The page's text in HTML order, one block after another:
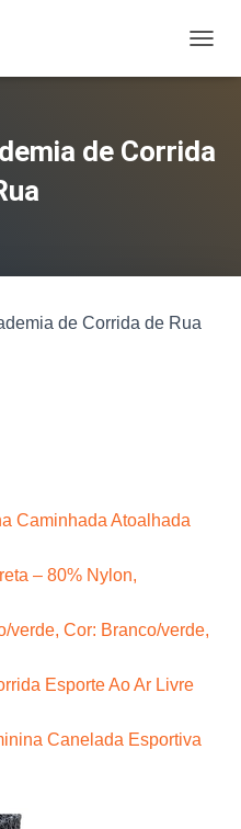
L
N
A
de Corrida
de Corrida de Rua
Caminhada Atoalhada
– 80% Nylon,
verde, Cor: Branco/verde,
Esporte Ao Ar Livre
Canelada Esportiva